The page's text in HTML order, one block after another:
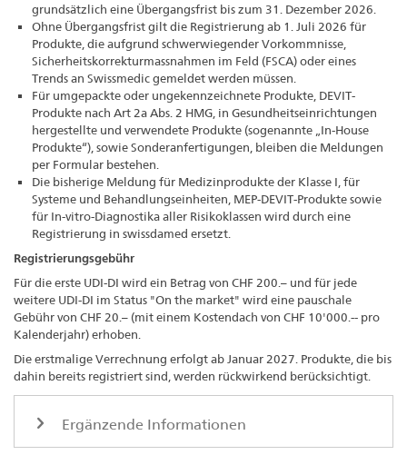
grundsätzlich eine Übergangsfrist bis zum 31. Dezember 2026.
Ohne Übergangsfrist gilt die Registrierung ab 1. Juli 2026 für
Produkte, die aufgrund schwerwiegender Vorkommnisse,
Sicherheitskorrekturmassnahmen im Feld (FSCA) oder eines
Trends an Swissmedic gemeldet werden müssen.
Für umgepackte oder ungekennzeichnete Produkte, DEVIT-
Produkte nach Art 2a Abs. 2 HMG, in Gesundheitseinrichtungen
hergestellte und verwendete Produkte (sogenannte „In-House
Produkte“), sowie Sonderanfertigungen, bleiben die Meldungen
per Formular bestehen.
Die bisherige Meldung für Medizinprodukte der Klasse I, für
Systeme und Behandlungseinheiten, MEP-DEVIT-Produkte sowie
für In-vitro-Diagnostika aller Risikoklassen wird durch eine
Registrierung in swissdamed ersetzt.
Registrierungsgebühr
Für die erste UDI-DI wird ein Betrag von CHF 200.– und für jede
weitere UDI-DI im Status "On the market" wird eine pauschale
Gebühr von CHF 20.– (mit einem Kostendach von CHF 10'000.-- pro
Kalenderjahr) erhoben.
Die erstmalige Verrechnung erfolgt ab Januar 2027. Produkte, die bis
dahin bereits registriert sind, werden rückwirkend berücksichtigt.
Ergänzende Informationen